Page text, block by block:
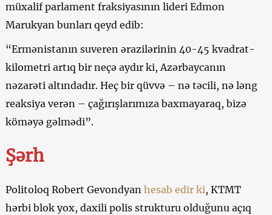
müxalif parlament fraksiyasının lideri Edmon
Marukyan bunları qeyd edib:
“Ermənistanın suveren ərazilərinin 40-45 kvadrat-
kilometri artıq bir neçə aydır ki, Azərbaycanın
nəzarəti altındadır. Heç bir qüvvə – nə təcili, nə ləng
reaksiya verən – çağırışlarımıza baxmayaraq, bizə
köməyə gəlmədi”.
Şərh
Politoloq Robert Gevondyan hesab edir ki, KTMT
hərbi blok yox, daxili polis strukturu olduğunu açıq